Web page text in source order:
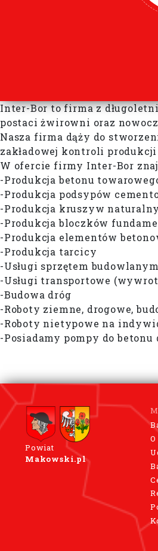
Inter-Bor to firma z
postaci żwirowni oraz
Nasza firma dąży do
zakładowej kontroli
W ofercie firmy Inter-Bor
-Produkcja betonu
-Produkcja podsypów
-Produkcja kruszyw
-Produkcja bloczków
-Produkcja elementów
-Produkcja tarcicy
-Usługi sprzętem
-Usługi transportowe
-Budowa dróg
-Roboty ziemne, drogowe,
-Roboty nietypowe na
-Posiadamy pompy do betonu
Powiat
Makowski.pl